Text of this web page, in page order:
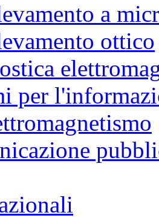
a
ottico
per